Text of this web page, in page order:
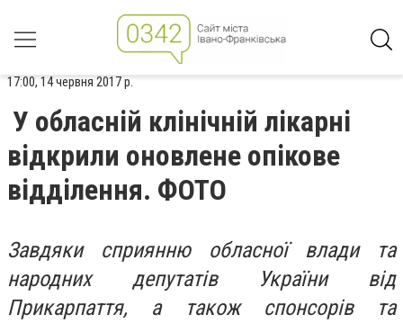
17:00, 14 червня 2017 р.
У обласній клінічній лікарні
відкрили оновлене опікове
відділення. ФОТО
Завдяки сприянню обласної влади та
народних депутатів України від
Прикарпаття, а також спонсорів та